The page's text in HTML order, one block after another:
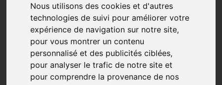
Nous utilisons des cookies et d'autres
technologies de suivi pour améliorer votre
expérience de navigation sur notre site,
pour vous montrer un contenu
personnalisé et des publicités ciblées,
pour analyser le trafic de notre site et
pour comprendre la provenance de nos
SMDO modification temporairement des heures d'ouverture